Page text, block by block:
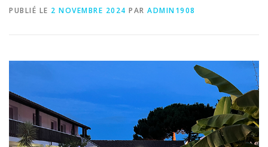
DES BONS PLANS
PUBLIÉ LE 2 NOVEMBRE 2024 PAR ADMIN1908